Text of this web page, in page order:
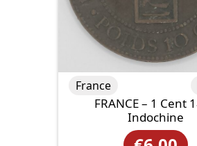
FRANCE – 1 Cent
Indochine
France